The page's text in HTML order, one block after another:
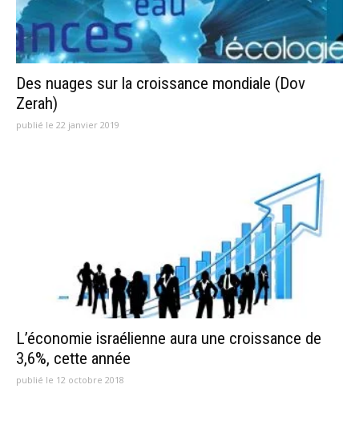
Des nuages sur la croissance mondiale (Dov
Zerah)
publié le 22 janvier 2019
L’économie israélienne aura une croissance de
3,6%, cette année
publié le 12 octobre 2018